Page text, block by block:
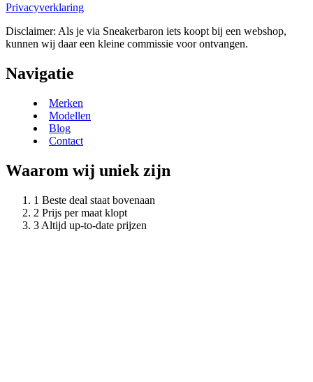
Privacyverklaring
Disclaimer: Als je via Sneakerbaron iets koopt bij een webshop,
kunnen wij daar een kleine commissie voor ontvangen.
Navigatie
Merken
Modellen
Blog
Contact
Waarom wij uniek zijn
Beste deal staat bovenaan
Prijs per maat klopt
Altijd up-to-date prijzen